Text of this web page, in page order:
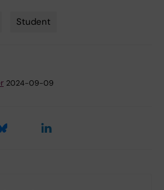
Student
2024-09-09